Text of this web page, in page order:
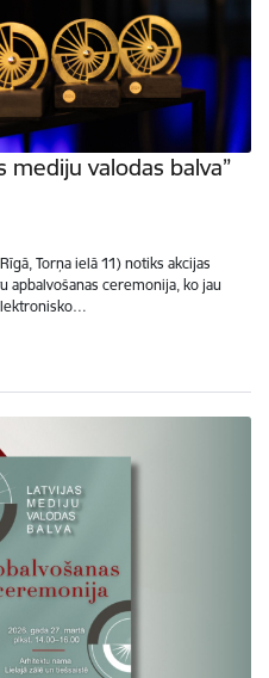
mediju valodas balva”
Torņa ielā 11) notiks akcijas
apbalvošanas ceremonija, ko jau